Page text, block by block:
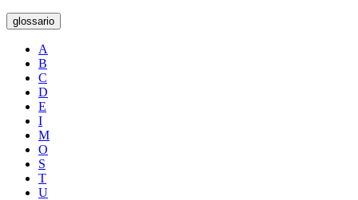
glossario
A
B
C
D
E
I
M
O
S
T
U